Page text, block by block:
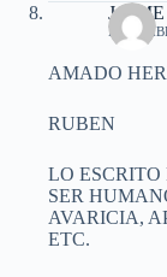
AMADO
RUBEN
LO
SER
AVARICIA,
ETC.